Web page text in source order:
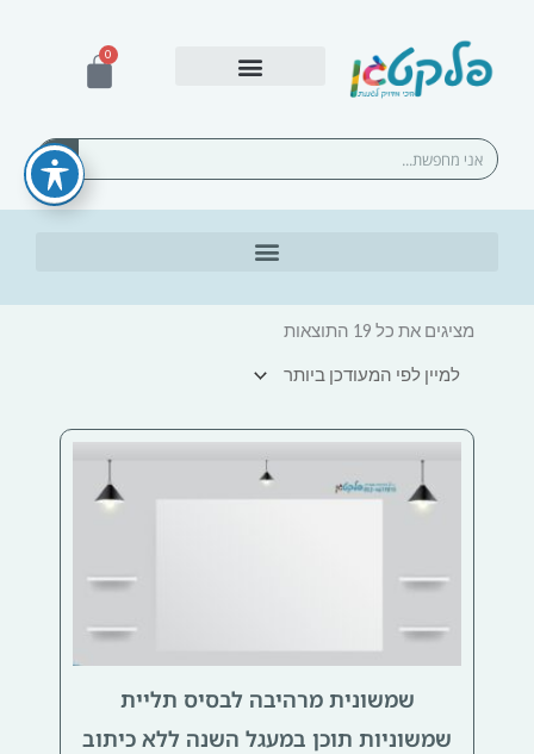
0
עגלת
חיפוש
מציגים את כל ⁦19⁩ התוצאות
ממוין
לפי
ביותר
שמשונית מרהיבה לבסיס תליית
שמשוניות תוכן במעגל השנה ללא כיתוב